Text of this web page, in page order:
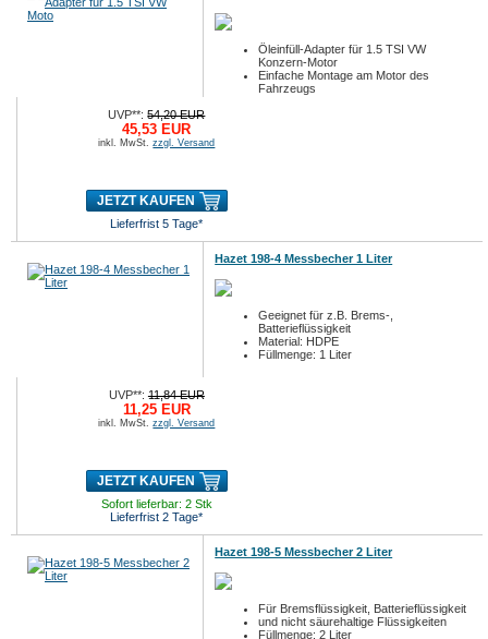
Öleinfüll-Adapter für 1.5 TSI VW
Konzern-Motor
Einfache Montage am Motor des
Fahrzeugs
UVP**:54,20 EUR
45,53 EUR
inkl. MwSt.zzgl. Versand
JETZT KAUFEN
Lieferfrist 5 Tage*
Hazet 198-4 Messbecher 1 Liter
Geeignet für z.B. Brems-,
Batterieflüssigkeit
Material: HDPE
Füllmenge: 1 Liter
UVP**:11,84 EUR
11,25 EUR
inkl. MwSt.zzgl. Versand
JETZT KAUFEN
Sofort lieferbar: 2 Stk
Lieferfrist 2 Tage*
Hazet 198-5 Messbecher 2 Liter
Für Bremsflüssigkeit, Batterieflüssigkeit
und nicht säurehaltige Flüssigkeiten
Füllmenge: 2 Liter